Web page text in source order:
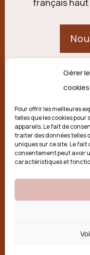
Gérer
cookies
Pour offrir les meilleures
telles que les cookies
appareils. Le fait de
traiter des données telles
uniques sur ce site. Le fait
consentement peut avoir
caractéristiques et
français haut
21